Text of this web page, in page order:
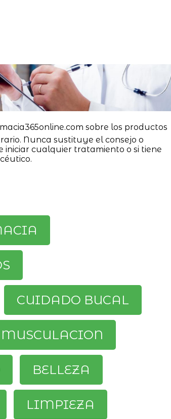
sobre los productos
Nunca sustituye el consejo o
iniciar cualquier tratamiento o si tiene
CUIDADO BUCAL
MUSCULACION
BELLEZA
LIMPIEZA